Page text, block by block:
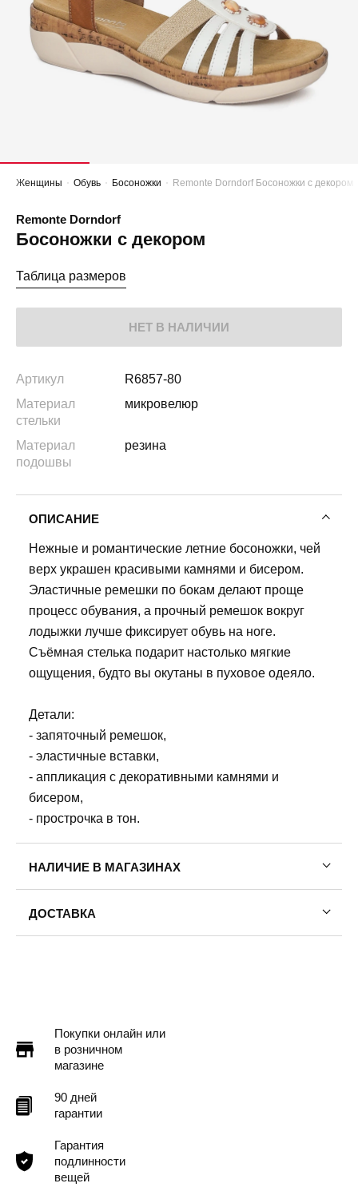
Женщины Обувь Босоножки Remonte Dorndorf Босоножки с декором
Remonte Dorndorf
Босоножки с декором
Таблица размеров
НЕТ В НАЛИЧИИ
Артикул
R6857-80
Материал
стельки
микровелюр
Материал
подошвы
резина
ОПИСАНИЕ
Нежные и романтические летние босоножки, чей
верх украшен красивыми камнями и бисером.
Эластичные ремешки по бокам делают проще
процесс обувания, а прочный ремешок вокруг
лодыжки лучше фиксирует обувь на ноге.
Съёмная стелька подарит настолько мягкие
ощущения, будто вы окутаны в пуховое одеяло.
Детали:
- запяточный ремешок,
- эластичные вставки,
- аппликация с декоративными камнями и
бисером,
- прострочка в тон.
НАЛИЧИЕ В МАГАЗИНАХ
ДОСТАВКА
Пермь — бесплатно
Покупки онлайн или
в розничном
магазине
90 дней
гарантии
Гарантия
подлинности
вещей